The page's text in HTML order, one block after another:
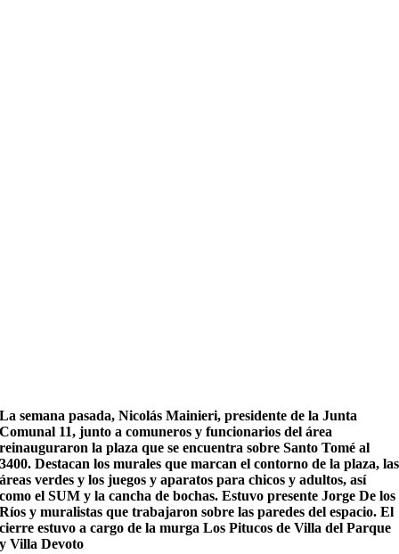
La semana pasada, Nicolás Mainieri, presidente de la Junta
Comunal 11, junto a comuneros y funcionarios del área
reinauguraron la plaza que se encuentra sobre Santo Tomé al
3400. Destacan los murales que marcan el contorno de la plaza, las
áreas verdes y los juegos y aparatos para chicos y adultos, así
como el SUM y la cancha de bochas. Estuvo presente Jorge De los
Ríos y muralistas que trabajaron sobre las paredes del espacio. El
cierre estuvo a cargo de la murga Los Pitucos de Villa del Parque
y Villa Devoto